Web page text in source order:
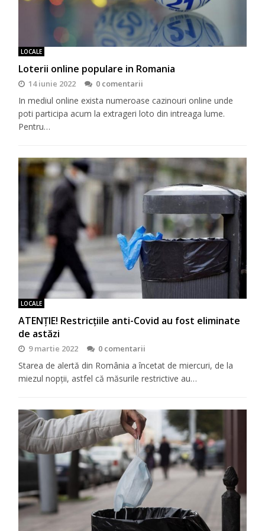
LOCALE
Loterii online populare in Romania
14 iunie 2022 0 comentarii
In mediul online exista numeroase cazinouri online unde
poti participa acum la extrageri loto din intreaga lume.
Pentru…
LOCALE
ATENȚIE! Restricțiile anti-Covid au fost eliminate
de astăzi
9 martie 2022 0 comentarii
Starea de alertă din România a încetat de miercuri, de la
miezul nopții, astfel că măsurile restrictive au…